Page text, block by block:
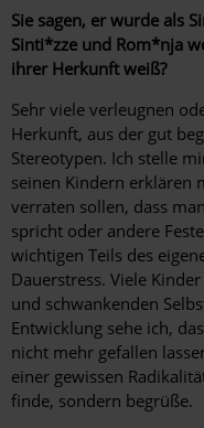
Sie sagen, er wurde als
Sinti*zze und Rom*nja
ihrer Herkunft weiß?
Sehr viele verleugnen
Herkunft, aus der gut
Stereotypen. Ich stelle
seinen Kindern erklären
verraten sollen, dass
spricht oder andere
wichtigen Teils des
Dauerstress. Viele
und schwankenden
Entwicklung sehe ich,
nicht mehr gefallen
einer gewissen
finde, sondern begrüße.